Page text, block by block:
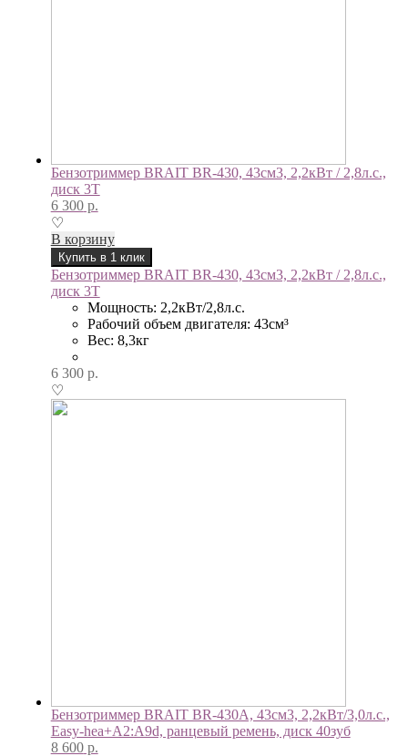
Бензотриммер BRAIT BR-430, 43см3, 2,2кВт / 2,8л.с.,
диск 3Т
6 300р.
♡
В корзину
Купить в 1 клик
Бензотриммер BRAIT BR-430, 43см3, 2,2кВт / 2,8л.с.,
диск 3Т
Мощность: 2,2кВт/2,8л.с.
Рабочий объем двигателя: 43см³
Вес: 8,3кг
6 300р.
♡
Бензотриммер BRAIT BR-430A, 43см3, 2,2кВт/3,0л.с.,
Easy-hea+A2:A9d, ранцевый ремень, диск 40зуб
8 600р.